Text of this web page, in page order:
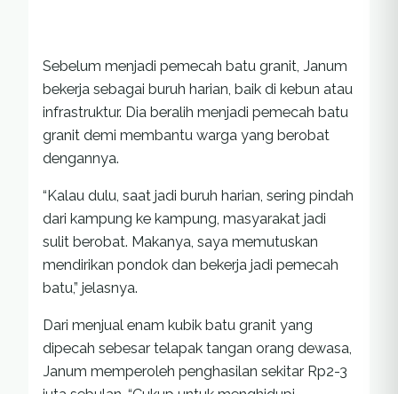
Sebelum menjadi pemecah batu granit, Janum
bekerja sebagai buruh harian, baik di kebun atau
infrastruktur. Dia beralih menjadi pemecah batu
granit demi membantu warga yang berobat
dengannya.
“Kalau dulu, saat jadi buruh harian, sering pindah
dari kampung ke kampung, masyarakat jadi
sulit berobat. Makanya, saya memutuskan
mendirikan pondok dan bekerja jadi pemecah
batu,” jelasnya.
Dari menjual enam kubik batu granit yang
dipecah sebesar telapak tangan orang dewasa,
Janum memperoleh penghasilan sekitar Rp2-3